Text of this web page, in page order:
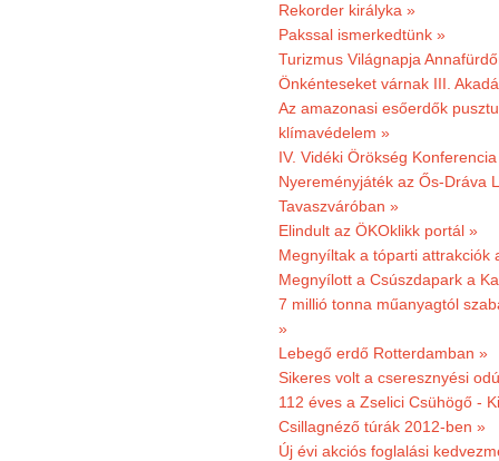
Rekorder királyka »
Pakssal ismerkedtünk »
Turizmus Világnapja
Önkénteseket várnak III.
Az amazonasi esőerdők
klímavédelem »
IV. Vidéki Örökség
Nyereményjáték az Ős-Dráva
Tavaszváróban »
Elindult az ÖKOklikk portál »
Megnyíltak a tóparti attrakciók
Megnyílott a Csúszdapark a
7 millió tonna műanyagtól
»
Lebegő erdő Rotterdamban »
Sikeres volt a cseresznyési
112 éves a Zselici Csühögő -
Csillagnéző túrák 2012-ben »
Új évi akciós foglalási